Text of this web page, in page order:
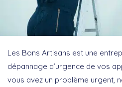
Les Bons Artisans est une
dépannage d’urgence de vos
vous avez un problème urgent,